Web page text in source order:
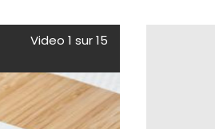
Video 1 sur 15